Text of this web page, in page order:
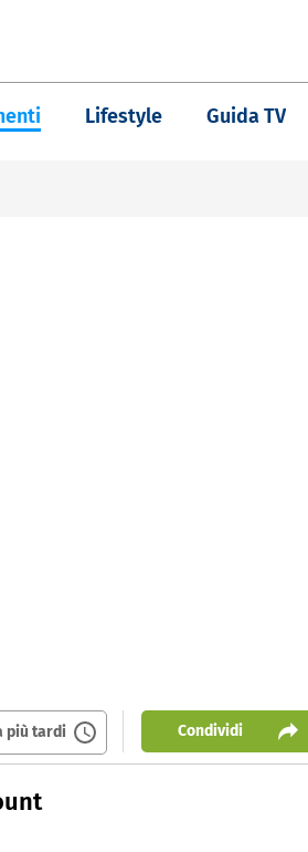
Lifestyle Guida TV
più tardi Condividi